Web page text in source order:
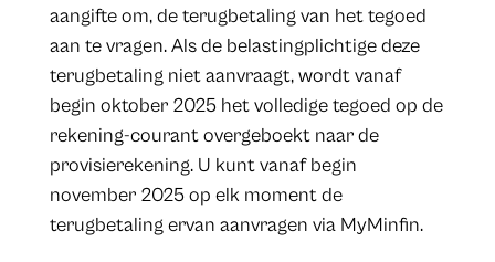
aangifte om, de terugbetaling van het tegoed
aan te vragen. Als de belastingplichtige deze
terugbetaling niet aanvraagt, wordt vanaf
begin oktober 2025 het volledige tegoed op de
rekening-courant overgeboekt naar de
provisierekening. U kunt vanaf begin
november 2025 op elk moment de
terugbetaling ervan aanvragen via MyMinfin.